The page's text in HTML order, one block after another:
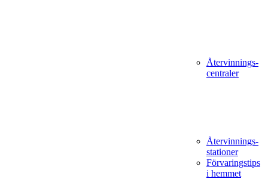
Återvinnings­
centraler
Återvinnings­
stationer
Förvaringstips
i hemmet